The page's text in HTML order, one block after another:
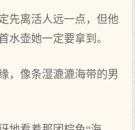
先离活人远一点，但他
水壶她一定要拿到‌。
，像条湿漉漉海带的男